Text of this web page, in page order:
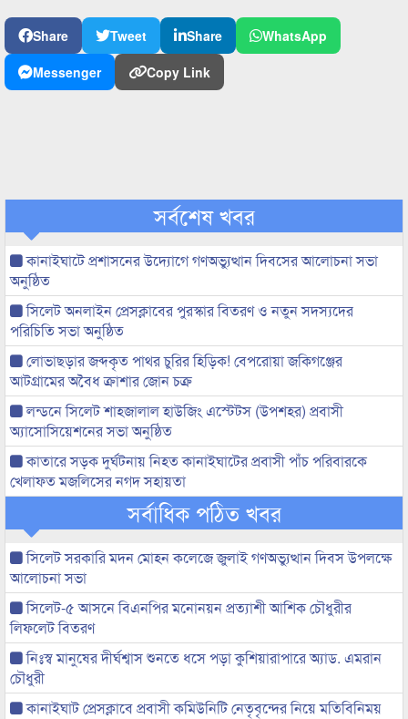
Share Tweet Share
WhatsApp
Messenger
Copy Link
সর্বশেষ খবর
কানাইঘাটে প্রশাসনের উদ্যোগে গণঅভ্যুত্থান দিবসের আলোচনা সভা
অনুষ্ঠিত
সিলেট অনলাইন প্রেসক্লাবের পুরস্কার বিতরণ ও নতুন সদস্যদের
পরিচিতি সভা অনুষ্ঠিত
লোভাছড়ার জব্দকৃত পাথর চুরির হিড়িক! বেপরোয়া জকিগঞ্জের
আটগ্রামের অবৈধ ক্রাশার জোন চক্র
লন্ডনে সিলেট শাহজালাল হাউজিং এস্টেটস (উপশহর) প্রবাসী
অ্যাসোসিয়েশনের সভা অনুষ্ঠিত
কাতারে সড়ক দুর্ঘটনায় নিহত কানাইঘাটের প্রবাসী পাঁচ পরিবারকে
খেলাফত মজলিসের নগদ সহায়তা
সর্বাধিক পঠিত খবর
সিলেট সরকারি মদন মোহন কলেজে জুলাই গণঅভ্যুত্থান দিবস উপলক্ষে
আলোচনা সভা
সিলেট-৫ আসনে বিএনপির মনোনয়ন প্রত্যাশী আশিক চৌধুরীর
লিফলেট বিতরণ
নিঃস্ব মানুষের দীর্ঘশ্বাস শুনতে ধসে পড়া কুশিয়ারাপারে অ্যাড. এমরান
চৌধুরী
কানাইঘাট প্রেসক্লাবে প্রবাসী কমিউনিটি নেতৃবৃন্দের নিয়ে মতিবিনিময়